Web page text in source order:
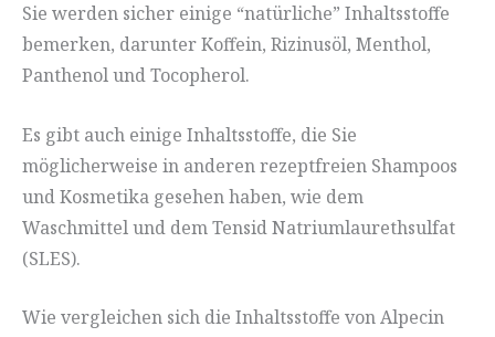
Sie werden sicher einige “natürliche” Inhaltsstoffe
bemerken, darunter Koffein, Rizinusöl, Menthol,
Panthenol und Tocopherol.
Es gibt auch einige Inhaltsstoffe, die Sie
möglicherweise in anderen rezeptfreien Shampoos
und Kosmetika gesehen haben, wie dem
Waschmittel und dem Tensid Natriumlaurethsulfat
(SLES).
Wie vergleichen sich die Inhaltsstoffe von Alpecin